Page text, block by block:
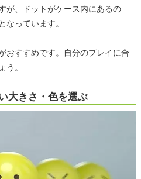
が、ドットがケース内にあるの
なっています。
おすすめです。自分のプレイに合
う。
大きさ・色を選ぶ